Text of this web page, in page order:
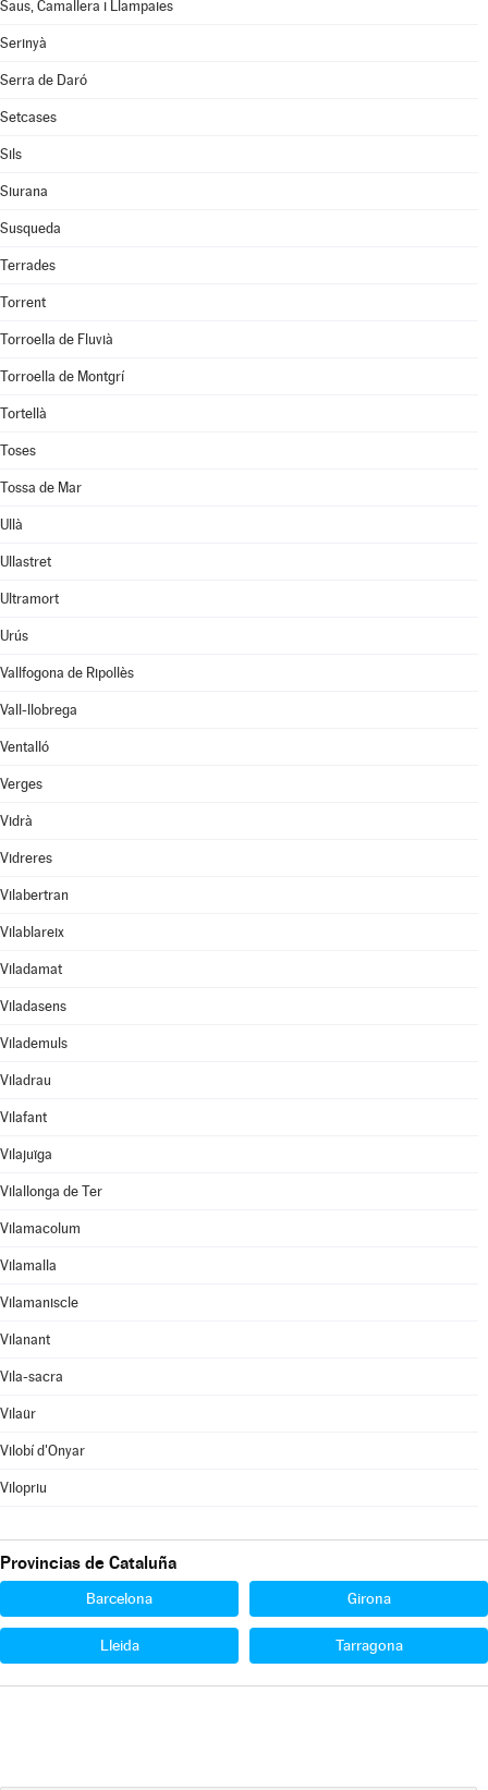
Saus, Camallera i Llampaies
Serinyà
Serra de Daró
Setcases
Sils
Siurana
Susqueda
Terrades
Torrent
Torroella de Fluvià
Torroella de Montgrí
Tortellà
Toses
Tossa de Mar
Ullà
Ullastret
Ultramort
Urús
Vallfogona de Ripollès
Vall-llobrega
Ventalló
Verges
Vidrà
Vidreres
Vilabertran
Vilablareix
Viladamat
Viladasens
Vilademuls
Viladrau
Vilafant
Vilajuïga
Vilallonga de Ter
Vilamacolum
Vilamalla
Vilamaniscle
Vilanant
Vila-sacra
Vilaür
Vilobí d'Onyar
Vilopriu
Provincias de Cataluña
Barcelona Girona
Lleida Tarragona